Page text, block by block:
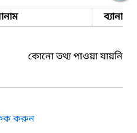
ব্যানার
কোনো তথ্য পাওয়া যায়নি।
করুন